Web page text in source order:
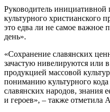
Руководитель инициативной
культурного христианского
это едва ли не самое важное
день».
«Сохранение славянских
зачастую нивелируются или
продукцией массовой
пониманию культурного
славянских народов, знания
и героев», – также отметила